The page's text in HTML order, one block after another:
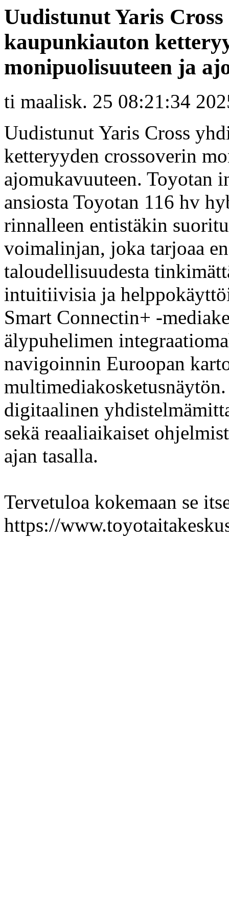
Uudistunut Yaris
kaupunkiauton
monipuolisuuteen ja
ti maalisk. 25 08:21:34
Uudistunut Yaris Cross
ketteryyden crossoverin
ajomukavuuteen. Toyotan
ansiosta Toyotan 116 hv
rinnalleen entistäkin
voimalinjan, joka tarjoaa
taloudellisuudesta
intuitiivisia ja
Smart Connectin+ -
älypuhelimen
navigoinnin Euroopan
digitaalinen
sekä reaaliaikaiset
ajan tasalla.
Tervetuloa kokemaan se
https://